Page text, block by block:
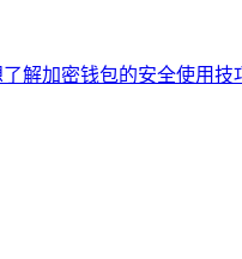
解加密钱包的安全使用技